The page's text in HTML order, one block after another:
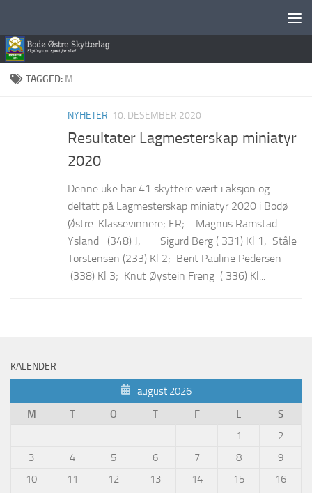
TAGGED: M
NYHETER 10. DESEMBER 2020
Resultater Lagmesterskap miniatyr
2020
Denne uke har 41 skyttere vært i aksjon og
deltatt på Lagmesterskap miniatyr 2020 i Bodø
Østre. Klassevinnere; ER; Magnus Ramstad
Ysland (348) J; Sigurd Berg ( 331) Kl 1; Ståle
Torstensen (233) Kl 2; Berit Pauline Pedersen
(338) Kl 3; Knut Øystein Freng ( 336) Kl...
KALENDER
august 2026
M
T O T F L
S
1
2
3
4 5 6 7 8
9
10
11 12 13 14 15
16